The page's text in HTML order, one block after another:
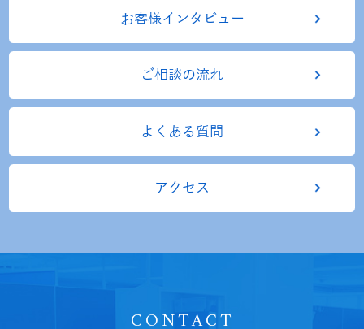
お客様インタビュー
ご相談の流れ
よくある質問
アクセス
CONTACT